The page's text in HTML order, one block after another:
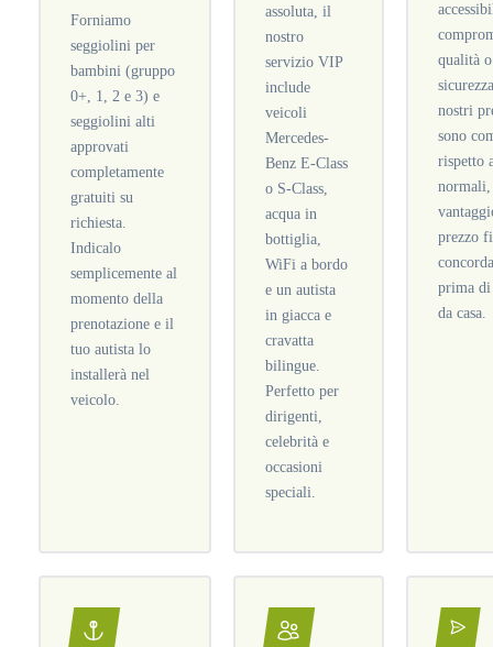
Forniamo
seggiolini per
bambini (gruppo
0+, 1, 2 e 3) e
seggiolini alti
approvati
completamente
gratuiti su
richiesta.
Indicalo
semplicemente al
momento della
prenotazione e il
tuo autista lo
installerà nel
veicolo.
assoluta, il
nostro
servizio VIP
include
veicoli
Mercedes-
Benz E-Class
o S-Class,
acqua in
bottiglia,
WiFi a bordo
e un autista
in giacca e
cravatta
bilingue.
Perfetto per
dirigenti,
celebrità e
occasioni
speciali.
qualità o
nostri
sono
rispetto
prezzo
prima
da casa.